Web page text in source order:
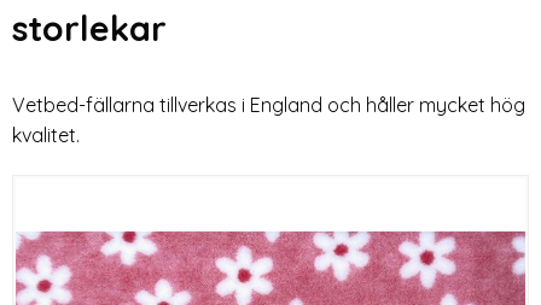
storlekar
Vetbed-fällarna tillverkas i England och håller mycket hög
kvalitet.